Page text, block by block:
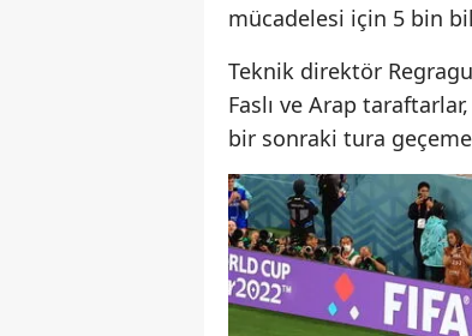
mücadelesi için 5 bin
Teknik direktör
Faslı ve Arap
bir sonraki tura